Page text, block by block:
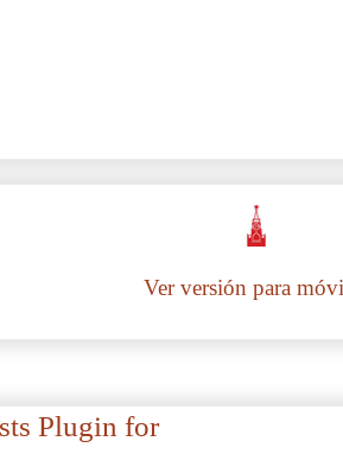
Ver versión para